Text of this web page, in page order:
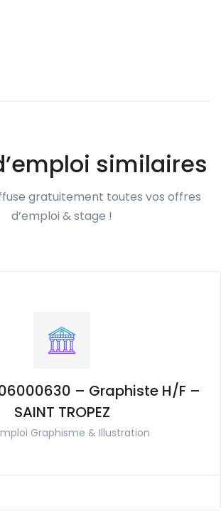
similaires
gratuitement toutes vos offres
d’emploi & stage !
– Graphiste H/F –
SAINT TROPEZ
Graphisme & Illustration